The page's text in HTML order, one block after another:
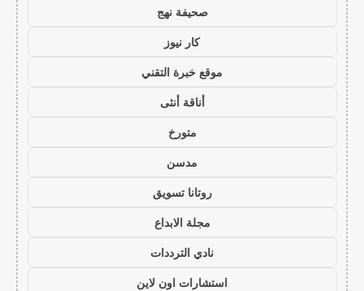
صحيفة نهج
كار نيوز
موقع خبرة التقني
أناقة أنثى
متورخ
مدسن
روتانا تسويق
مجلة الابداع
نادي الترددات
استشارات اون لاين